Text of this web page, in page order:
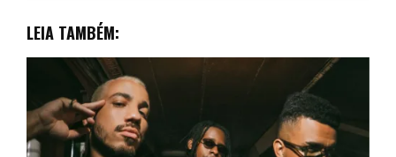
LEIA TAMBÉM: